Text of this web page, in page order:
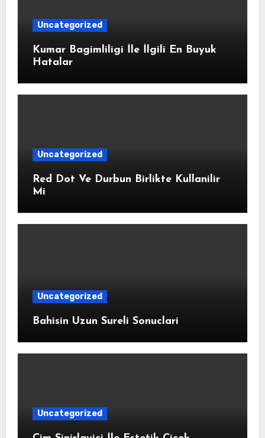
Uncategorized
Kumar Bagimliligi İle İlgili En Buyuk
Hatalar
Uncategorized
Red Dot Ve Durbun Birlikte Kullanilir
Mi
Uncategorized
Bahisin Uzun Sureli Sonuclari
Uncategorized